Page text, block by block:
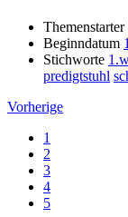
Themenstarter
Beginndatum
Stichworte
predigtstuhl
Vorherige
1
2
3
4
5